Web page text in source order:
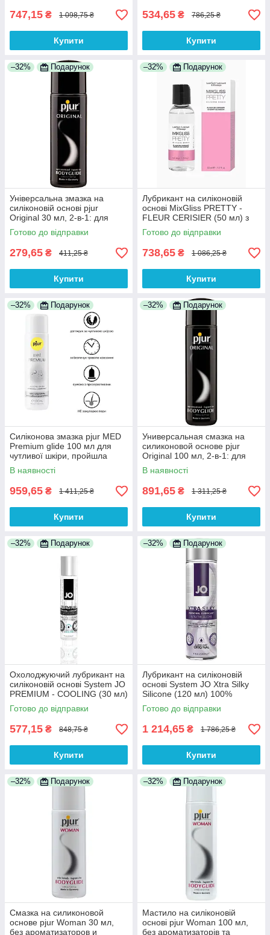
747,15 ₴ 1 098,75 ₴
Купити
534,65 ₴ 786,25 ₴
Купити
–32% Подарунок
Універсальна змазка на
силіконовій основі pjur
Original 30 мл, 2-в-1: для
сексу і масажу 100%
Анонімності
Готово до відправки
279,65 ₴ 411,25 ₴
Купити
–32% Подарунок
Лубрикант на силіконовій
основі MixGliss PRETTY -
FLEUR CERISIER (50 мл) з
ароматом квіток вишні 100%
Анонімності
Готово до відправки
738,65 ₴ 1 086,25 ₴
Купити
–32% Подарунок
Силіконова змазка pjur MED
Premium glide 100 мл для
чутливої шкіри, пройшла
клінічний тест 100%
Анонімності
В наявності
959,65 ₴ 1 411,25 ₴
Купити
–32% Подарунок
Универсальная смазка на
силиконовой основе pjur
Original 100 мл, 2-в-1: для
секса и массажа 100%
Анонімності
В наявності
891,65 ₴ 1 311,25 ₴
Купити
–32% Подарунок
Охолоджуючий лубрикант на
силіконовій основі System JO
PREMIUM - COOLING (30 мл)
100% Анонімності
Готово до відправки
577,15 ₴ 848,75 ₴
Купити
–32% Подарунок
Лубрикант на силіконовій
основі System JO Xtra Silky
Silicone (120 мл) 100%
Анонімності
Готово до відправки
1 214,65 ₴ 1 786,25 ₴
Купити
–32% Подарунок
Смазка на силиконовой
основе pjur Woman 30 мл,
без ароматизаторов и
–32% Подарунок
Мастило на силіконовій
основі pjur Woman 100 мл,
без ароматизаторів та